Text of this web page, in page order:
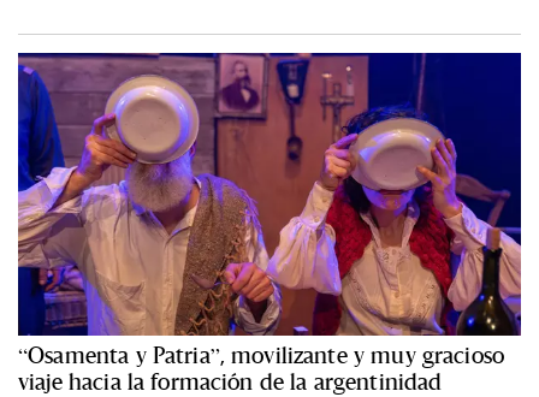
“Osamenta y Patria”, movilizante y muy gracioso
viaje hacia la formación de la argentinidad